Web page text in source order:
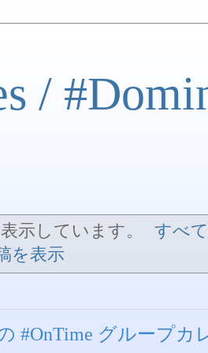
/
示しています。
すべ
を表示
#OnTime グループカ